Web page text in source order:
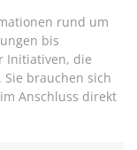
rund um
bis
Initiativen, die
brauchen sich
Anschluss direkt